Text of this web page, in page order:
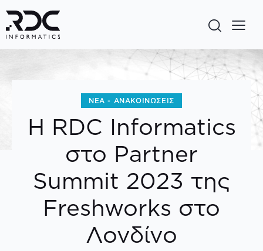
ΝΈΑ - ΑΝΑΚΟΙΝΏΣΕΙΣ
Η RDC Informatics
στο Partner
Summit 2023 της
Freshworks στο
Λονδίνο